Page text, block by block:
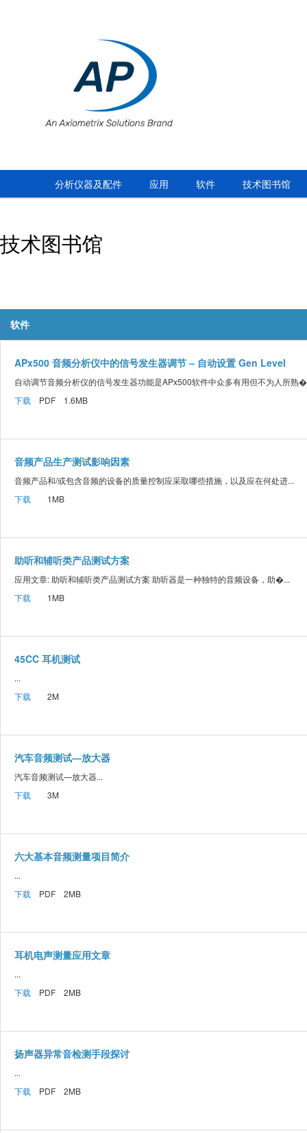
分析仪器及配件 应用 软件 技术图书馆
技术图书馆
软件
APx500 音频分析仪中的信号发生器调节 – 自动设置 Gen Level
自动调节音频分析仪的信号发生器功能是APx500软件中众多有用但不为人所熟
下载 PDF 1.6MB
音频产品生产测试影响因素
音频产品和/或包含音频的设备的质量控制应采取哪些措施，以及应在何处进...
下载 1MB
助听和辅听类产品测试方案
应用文章: 助听和辅听类产品测试方案 助听器是一种独特的音频设备，助�...
下载 1MB
45CC 耳机测试
...
下载 2M
汽车音频测试—放大器
汽车音频测试—放大器...
下载 3M
六大基本音频测量项目简介
...
下载 PDF 2MB
耳机电声测量应用文章
...
下载 PDF 2MB
扬声器异常音检测手段探讨
...
下载 PDF 2MB